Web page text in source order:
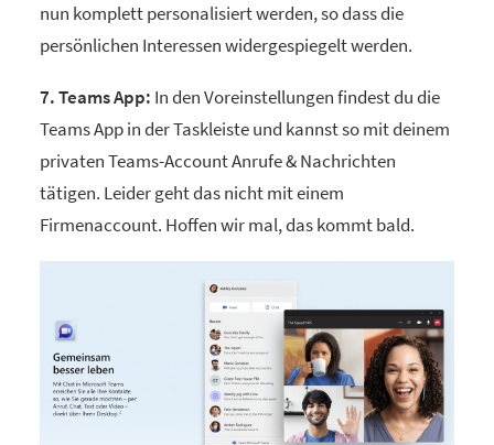
nun komplett personalisiert werden, so dass die
persönlichen Interessen widergespiegelt werden.
7. Teams App: In den Voreinstellungen findest du die
Teams App in der Taskleiste und kannst so mit deinem
privaten Teams-Account Anrufe & Nachrichten
tätigen. Leider geht das nicht mit einem
Firmenaccount. Hoffen wir mal, das kommt bald.